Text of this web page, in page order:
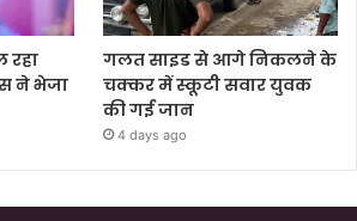
रहा
ने भेजा
गलत साइड से आगे निकलने के
चक्कर में स्कूटी सवार युवक
की गई जान
4 days ago